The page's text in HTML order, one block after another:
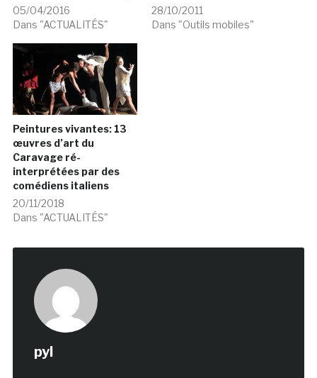
05/04/2016
Dans "ACTUALITÉS"
28/10/2011
Dans "Outils mobiles"
Peintures vivantes: 13
œuvres d’art du
Caravage ré-
interprétées par des
comédiens italiens
20/11/2018
Dans "ACTUALITÉS"
pyl